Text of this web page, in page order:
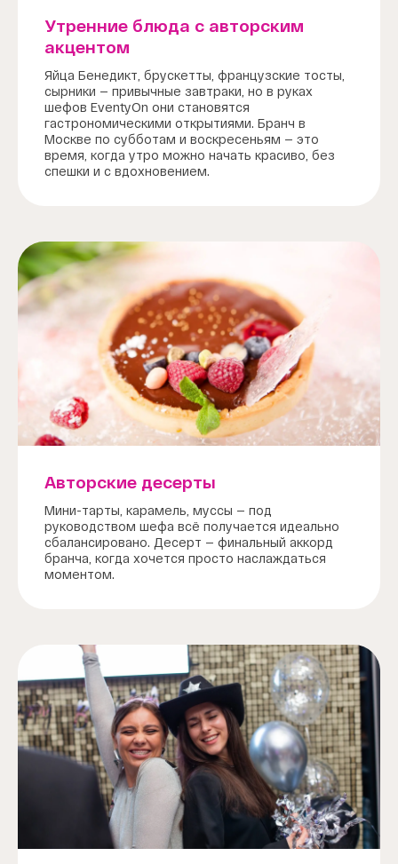
Утренние блюда с авторским
акцентом
Яйца Бенедикт, брускетты, французские тосты,
сырники — привычные завтраки, но в руках
шефов EventyOn они становятся
гастрономическими открытиями. Бранч в
Москве по субботам и воскресеньям — это
время, когда утро можно начать красиво, без
спешки и с вдохновением.
Авторские десерты
Мини-тарты, карамель, муссы — под
руководством шефа всё получается идеально
сбалансировано. Десерт — финальный аккорд
бранча, когда хочется просто наслаждаться
моментом.